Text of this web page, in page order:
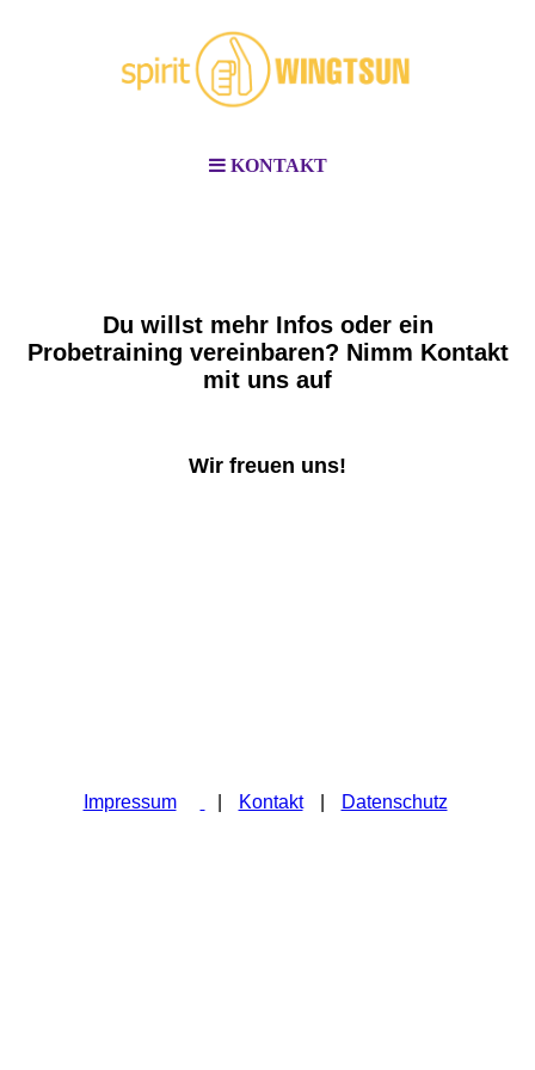
KONTAKT
Du willst mehr Infos oder ein
Probetraining vereinbaren? Nimm Kontakt
mit uns auf
Wir freuen uns!
Impressum Kontakt Daten­schutz